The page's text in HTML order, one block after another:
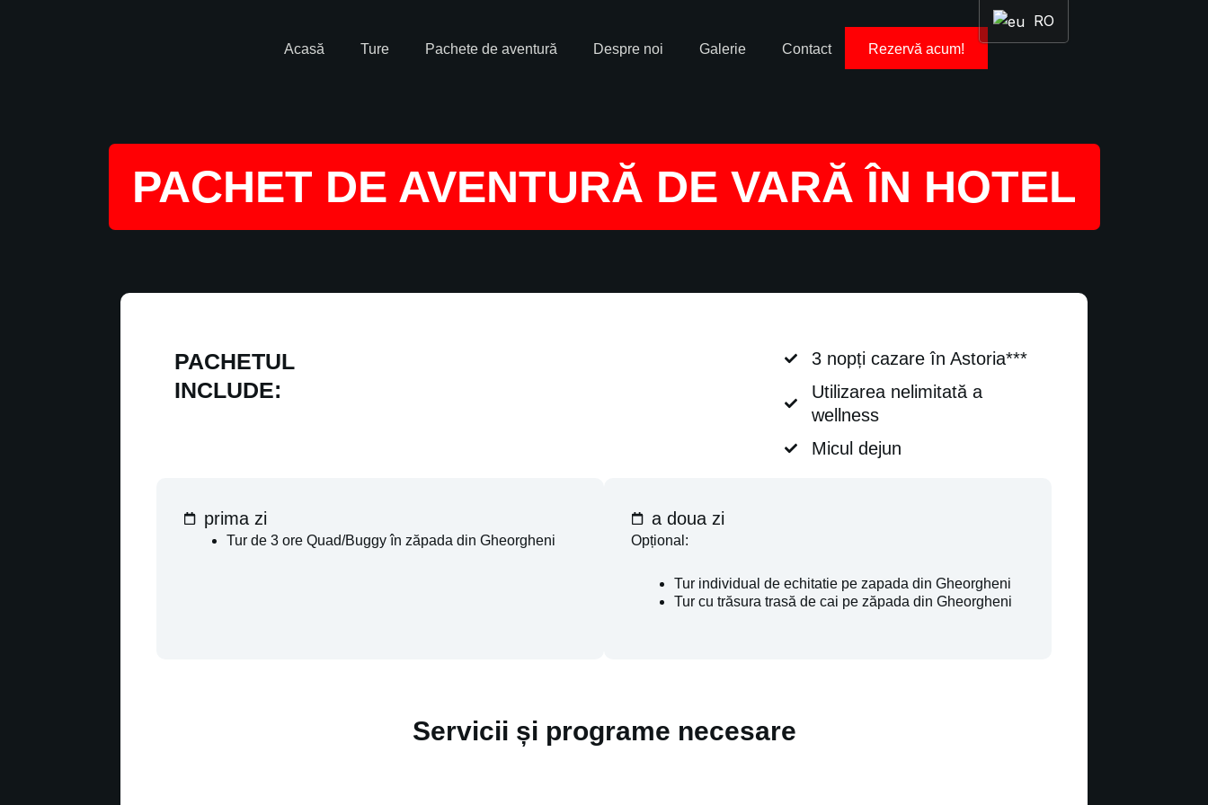
Acasă Ture Pachete de aventură Despre noi Galerie Contact Rezervă acum!
PACHET DE AVENTURĂ DE VARĂ ÎN HOTEL
PACHETUL
INCLUDE:
3 nopți cazare în Astoria***
Utilizarea nelimitată a
wellness
Micul dejun
prima zi
Tur de 3 ore Quad/Buggy în zăpada din Gheorgheni
a doua zi
Opțional:
Tur individual de echitatie pe zapada din Gheorgheni
Tur cu trăsura trasă de cai pe zăpada din Gheorgheni
Servicii și programe necesare
RO